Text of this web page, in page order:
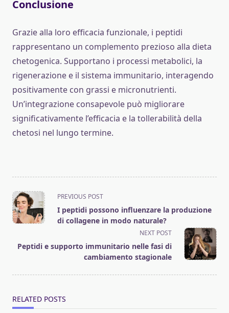
Conclusione
Grazie alla loro efficacia funzionale, i peptidi
rappresentano un complemento prezioso alla dieta
chetogenica. Supportano i processi metabolici, la
rigenerazione e il sistema immunitario, interagendo
positivamente con grassi e micronutrienti.
Un’integrazione consapevole può migliorare
significativamente l’efficacia e la tollerabilità della
chetosi nel lungo termine.
<span
class="nav-
subtitle
reader-
text">Page</span>
PREVIOUS POST
I peptidi possono influenzare la produzione
di collagene in modo naturale?
NEXT POST
Peptidi e supporto immunitario nelle fasi di
cambiamento stagionale
RELATED POSTS